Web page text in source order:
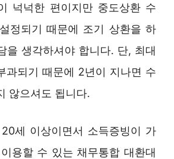
넉넉한 편이지만 중도상환 수
정되기 때문에 조기 상환을 하
을 생각하셔야 합니다. 단, 최대
과되기 때문에 2년이 지나면 수
않으셔도 됩니다.
세 이상이면서 소득증빙이 가
용할 수 있는 채무통합 대환대